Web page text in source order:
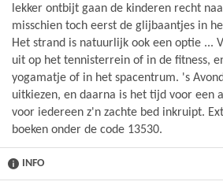
lekker ontbijt gaan de kinderen recht
misschien toch eerst de glijbaantjes in
Het strand is natuurlijk ook een optie ...
uit op het tennisterrein of in de fitness,
yogamatje of in het spacentrum. 's
uitkiezen, en daarna is het tijd voor een
voor iedereen z'n zachte bed inkruipt.
boeken onder de code 13530.
INFO